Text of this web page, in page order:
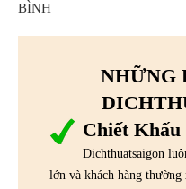
BÌNH
NHỮNG
Chiết
Dichthuatsaigon
lớn và khách hàng